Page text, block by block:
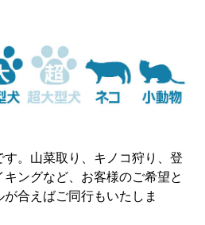
。山菜取り、キノコ狩り、登
ングなど、お客様のご希望と
合えばご同行もいたしま